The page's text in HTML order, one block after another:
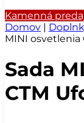
Kamenná
Domov |
MINI osvetlenia
Sada
CTM